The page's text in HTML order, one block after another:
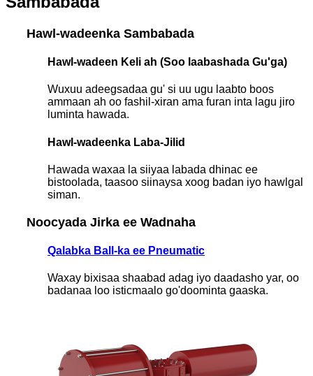
Hawl-wadeenka Sambabada
Hawl-wadeen Keli ah (Soo laabashada Gu'ga)
Wuxuu adeegsadaa gu' si uu ugu laabto boos
ammaan ah oo fashil-xiran ama furan inta lagu jiro
luminta hawada.
Hawl-wadeenka Laba-Jilid
Hawada waxaa la siiyaa labada dhinac ee
bistoolada, taasoo siinaysa xoog badan iyo hawlgal
siman.
Noocyada Jirka ee Wadnaha
Qalabka Ball-ka ee Pneumatic
Waxay bixisaa shaabad adag iyo daadasho yar, oo
badanaa loo isticmaalo go'doominta gaaska.